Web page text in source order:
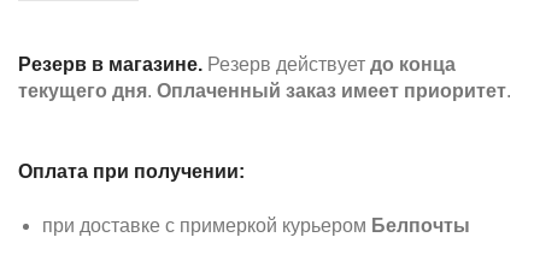
Резерв в магазине. Резерв действует до конца
текущего дня. Оплаченный заказ имеет приоритет.
Оплата при получении:
при доставке с примеркой курьером Белпочты